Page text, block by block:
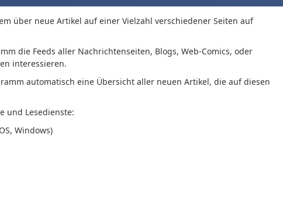
über neue Artikel auf einer Vielzahl verschiedener Seiten auf
die Feeds aller Nachrichtenseiten, Blogs, Web-Comics, oder
interessieren.
automatisch eine Übersicht aller neuen Artikel, die auf diesen
und Lesedienste:
Windows)